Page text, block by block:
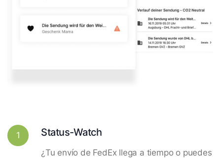
1 Status-Watch
¿Tu envío de FedEx llega a tiempo o puedes